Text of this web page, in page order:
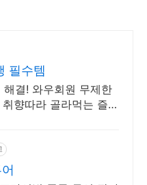
필수템
결! 와우회원 무제한
향따라 골라먹는 즐거